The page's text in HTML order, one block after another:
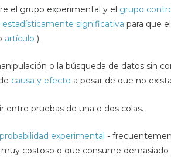
el grupo experimental y el grupo
estadísticamente significativa para que
artículo ).
o la búsqueda de datos sin
causa y efecto a pesar de que no
entre pruebas de una o dos colas.
probabilidad experimental -
costoso o que consume